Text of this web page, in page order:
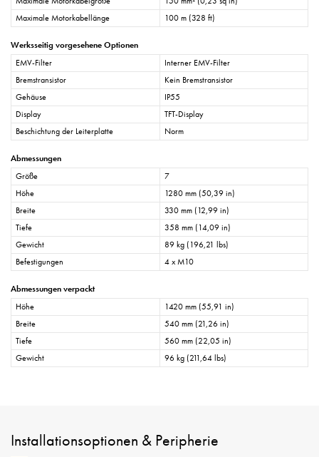
Maximale Motorkabellänge
100 m (328 ft)
Werksseitig vorgesehene Optionen
EMV-Filter
Interner EMV-Filter
Bremstransistor
Kein Bremstransistor
Gehäuse
IP55
Display
TFT-Display
Beschichtung der Leiterplatte
Norm
Abmessungen
Größe
7
Höhe
1280 mm (50,39 in)
Breite
330 mm (12,99 in)
Tiefe
358 mm (14,09 in)
Gewicht
89 kg (196,21 lbs)
Befestigungen
4 x M10
Abmessungen verpackt
Höhe
1420 mm (55,91 in)
Breite
540 mm (21,26 in)
Tiefe
560 mm (22,05 in)
Gewicht
96 kg (211,64 lbs)
Installationsoptionen & Peripherie